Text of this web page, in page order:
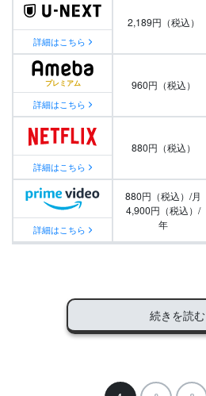
詳細はこちら
2,189円（税込）
詳細はこちら
960円（税込）
詳細はこちら
880円（税込）
詳細はこちら
880円（税込）/月
4,900円（税込）/
年
続きを読む